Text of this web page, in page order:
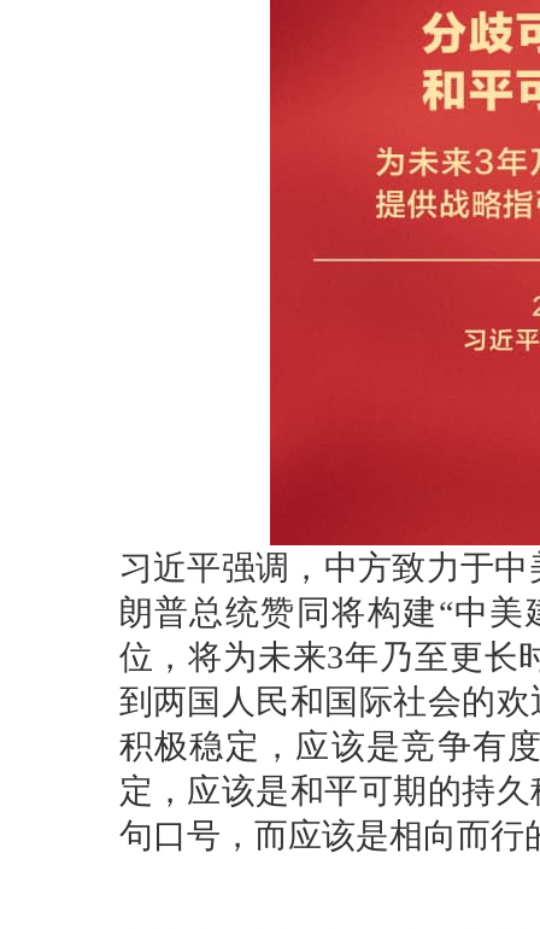
习近平强调，中方致力于
朗普总统赞同将构建“中
位，将为未来3年乃至更长
到两国人民和国际社会的
积极稳定，应该是竞争有
定，应该是和平可期的持
句口号，而应该是相向而行